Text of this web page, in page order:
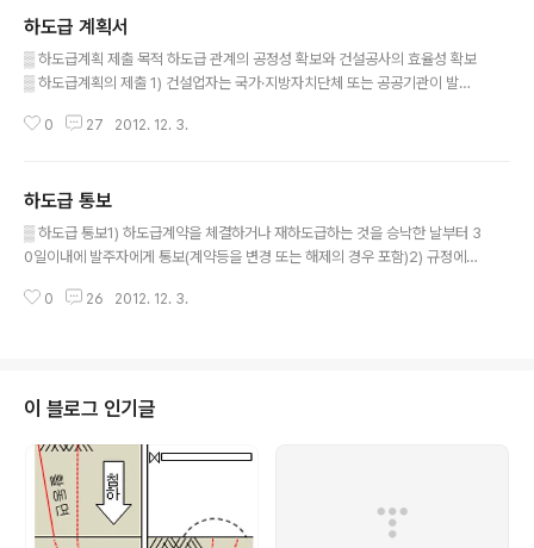
담보징구 : 낙찰율 55~65% (당초 50~60% → 55~65%) 여기서 낙찰율 :
실질 하도급 낙찰율 = 원도급낙찰율 × 하도급 낙찰율 ▒ 시행일2013년 9월 1
일 ▒ 저가낙찰 반복 제제저가낙찰 반복 조합원 : 벌점 부과하여 누적벌점..
하도급 계획서
▒ 하도급계획 제출 목적 하도급 관계의 공정성 확보와 건설공사의 효율성 확보
▒ 하도급계획의 제출 1) 건설업자는 국가·지방자치단체 또는 공공기관이 발주
하도급할 공사의 주요 공종 및 물량, 하수급인 선정방식 등 하도급계획을 발주
한다. 3) 건설업자는 장기계속공사 및 계속비 예산으로 집행하는 공사의 경우에
는 연차별로 하도급계획서를 제출하여야 한다.(건설공사를 도급받은 경우) 4)
건설업자는 발주자가 공사의 품질이나 시공상 능률을 높이기 위하여 필요하다
0 27 2012. 12. 3.
하도급 통보
▒ 하도급 통보1) 하도급계약을 체결하거나 재하도급하는 것을 승낙한 날부터 3
0일이내에 발주자에게 통보(계약등을 변경 또는 해제의 경우 포함)2) 규정에
3) 하도급을 하려는 부분이 그 공사의 주요부분에 해당하는 경우로서 발주자가
기간 등을 직접 통보할 수 있다. ☞ 하도급율이 82% 미만인 경우 : 하도급 적정
성 심사 대상(클릭) ▒ 구비서류1) 하도급계약의 통보① 건설공사의 하도급계약
통보서② 하도급계약서..
0 26 2012. 12. 3.
이 블로그 인기글